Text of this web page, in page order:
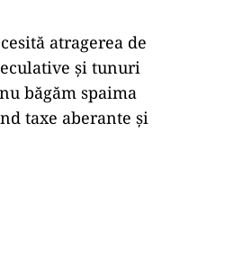
atragerea de
și tunuri
băgăm spaima
taxe aberante și